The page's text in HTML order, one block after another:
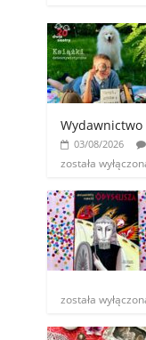
Wydawnictwo
03/08/2026
została
została